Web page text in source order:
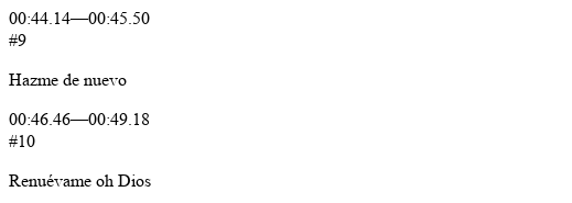
00:44.14—00:45.50
#9
Hazme de nuevo
00:46.46—00:49.18
#10
Renuévame oh Dios